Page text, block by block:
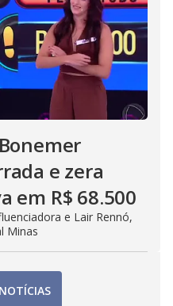
e zera
em R$ 68.500
e Lair Rennó,
Minas